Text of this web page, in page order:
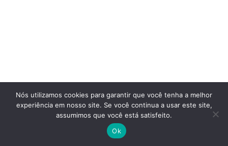
Nós utilizamos cookies para garantir que você tenha a melhor
experiência em nosso site. Se você continua a usar este site,
assumimos que você está satisfeito.
Ok